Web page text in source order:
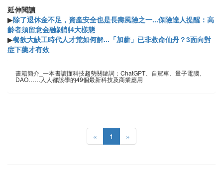
延伸閱讀
▶除了退休金不足，資產安全也是長壽風險之一...保險達人提醒：高
齡者須留意金融剝削4大樣態
▶餐飲大缺工時代人才荒如何解...「加薪」已非救命仙丹？3面向對
症下藥才有效
書籍簡介_一本書讀懂科技趨勢關鍵詞：ChatGPT、自駕車、量子電腦、
DAO……人人都該學的49個最新科技及商業應用
« 1 »